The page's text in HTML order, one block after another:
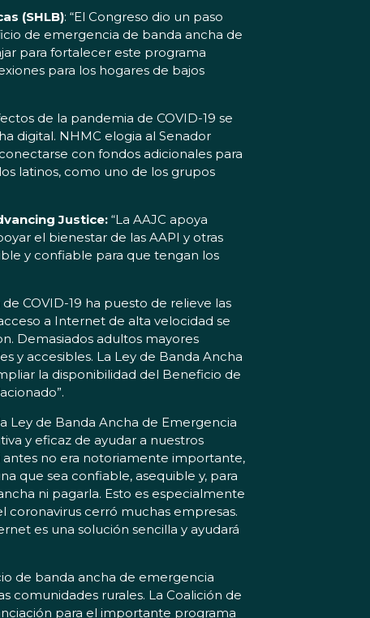
(SHLB): “El Congreso dio un paso
de emergencia de banda ancha de
para fortalecer este programa
para los hogares de bajos
de la pandemia de COVID-19 se
digital. NHMC elogia al Senador
con fondos adicionales para
latinos, como uno de los grupos
Justice: “La AAJC apoya
el bienestar de las AAPI y otras
y confiable para que tengan los
de COVID-19 ha puesto de relieve las
a Internet de alta velocidad se
Demasiados adultos mayores
y accesibles. La Ley de Banda Ancha
la disponibilidad del Beneficio de
Ley de Banda Ancha de Emergencia
y eficaz de ayudar a nuestros
antes no era notoriamente importante,
que sea confiable, asequible y, para
ni pagarla. Esto es especialmente
coronavirus cerró muchas empresas.
es una solución sencilla y ayudará
de banda ancha de emergencia
comunidades rurales. La Coalición de
para el importante programa